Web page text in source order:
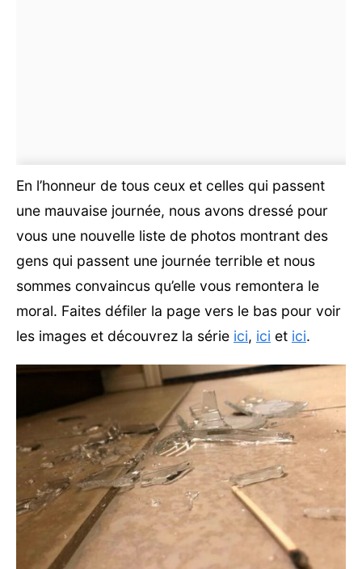
En l’honneur de tous ceux et celles qui passent
une mauvaise journée, nous avons dressé pour
vous une nouvelle liste de photos montrant des
gens qui passent une journée terrible et nous
sommes convaincus qu’elle vous remontera le
moral. Faites défiler la page vers le bas pour voir
les images et découvrez la série ici, ici et ici.